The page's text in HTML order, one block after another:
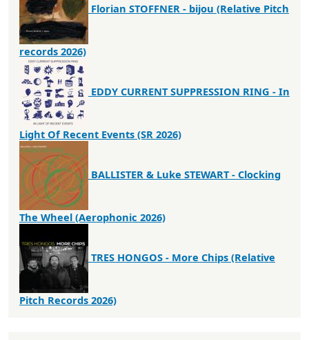
Florian STOFFNER - bijou (Relative Pitch
records 2026)
EDDY CURRENT SUPPRESSION RING - In
Light Of Recent Events (SR 2026)
BALLISTER & Luke STEWART - Clocking
The Wheel (Aerophonic 2026)
TRES HONGOS - More Chips (Relative
Pitch Records 2026)